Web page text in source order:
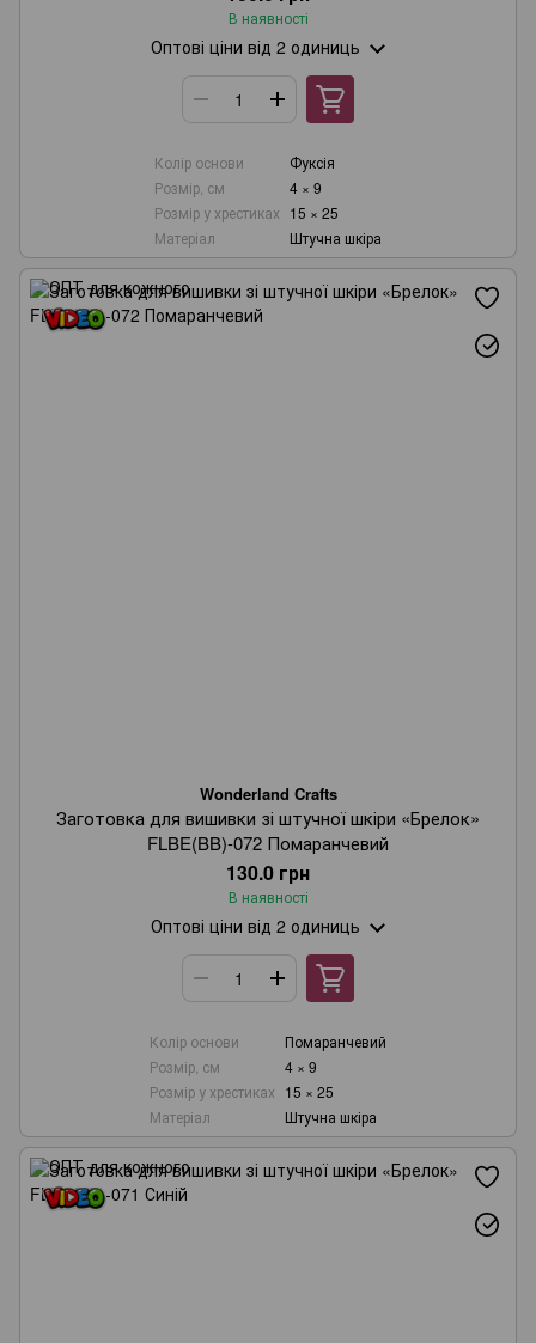
В наявності
Оптові ціни від 2 одиниць
Колір основи
Фуксія
Розмір, см
4 × 9
Розмір у хрестиках 15 × 25
Матеріал
Штучна шкіра
Wonderland Crafts
Заготовка для вишивки зі штучної шкіри «Брелок»
FLBE(BB)-072 Помаранчевий
130.0 грн
В наявності
Оптові ціни від 2 одиниць
Колір основи
Помаранчевий
Розмір, см
4 × 9
Розмір у хрестиках 15 × 25
Матеріал
Штучна шкіра